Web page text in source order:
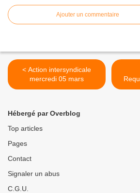
Ajouter un commentaire
< Action intersyndicale
mercredi 05 mars
Hébergé par Overblog
Top articles
Pages
Contact
Signaler un abus
C.G.U.